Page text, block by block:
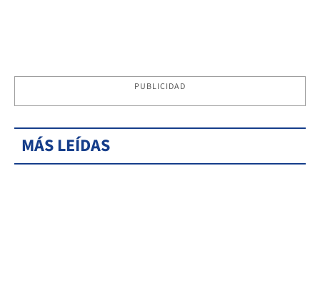
PUBLICIDAD
MÁS LEÍDAS